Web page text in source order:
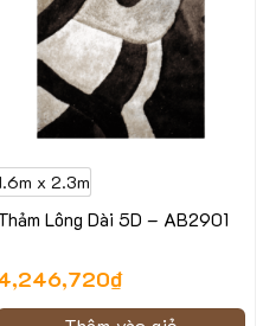
x 2.3m
Lông Dài 5D – AB2901
₫